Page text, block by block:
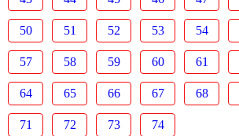
50 51 52 53 54
57 58 59 60 61
64 65 66 67 68
71 72 73 74